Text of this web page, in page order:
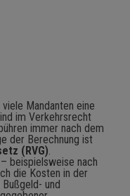
Mandanten eine
im Verkehrsrecht
immer nach dem
der Berechnung ist
(RVG).
beispielsweise nach
die Kosten in der
und